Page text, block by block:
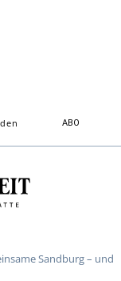
ABO
Sandburg – und